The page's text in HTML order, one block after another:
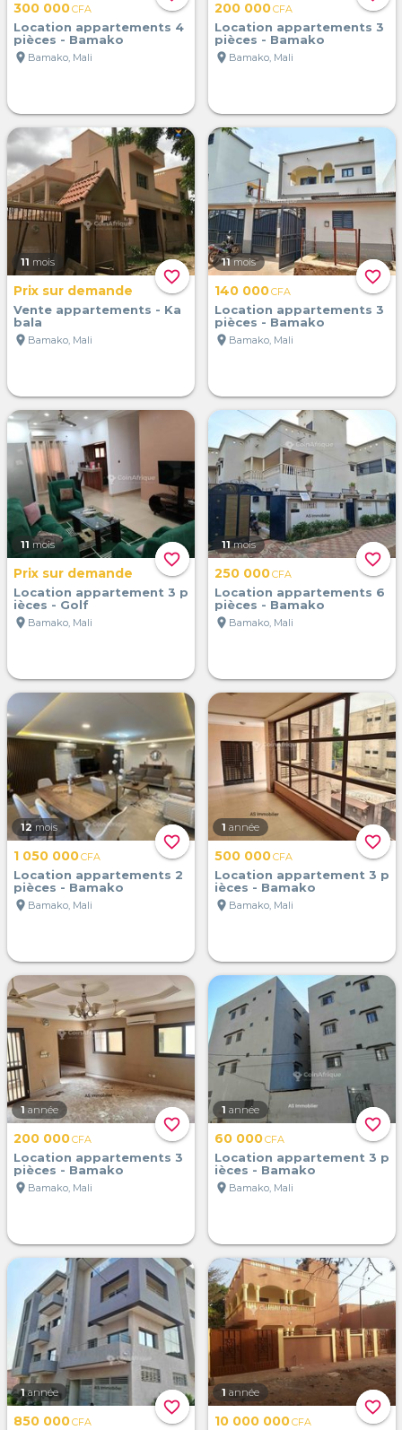
300 000CFA
Location appartements 4
pièces - Bamako
location_on Bamako, Mali
200 000CFA
Location appartements 3
pièces - Bamako
location_on Bamako, Mali
favorite_border
11 mois
Prix sur demande
Vente appartements - Ka
bala
location_on Bamako, Mali
favorite_border
11 mois
140 000CFA
Location appartements 3
pièces - Bamako
location_on Bamako, Mali
favorite_border
11 mois
Prix sur demande
Location appartement 3 p
ièces - Golf
location_on Bamako, Mali
favorite_border
11 mois
250 000CFA
Location appartements 6
pièces - Bamako
location_on Bamako, Mali
favorite_border
12 mois
1 050 000CFA
Location appartements 2
pièces - Bamako
location_on Bamako, Mali
favorite_border
1 année
500 000CFA
Location appartement 3 p
ièces - Bamako
location_on Bamako, Mali
favorite_border
1 année
200 000CFA
Location appartements 3
pièces - Bamako
location_on Bamako, Mali
favorite_border
1 année
60 000CFA
Location appartement 3 p
ièces - Bamako
location_on Bamako, Mali
favorite_border
1 année
850 000CFA
favorite_border
1 année
10 000 000CFA